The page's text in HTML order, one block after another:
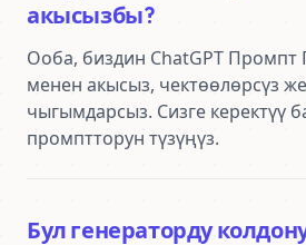
акысызбы?
Ооба, биздин ChatGPT Промпт
менен акысыз, чектөөлөрсүз
чыгымдарсыз. Сизге керектүү
промптторун түзүңүз.
Бул генераторду